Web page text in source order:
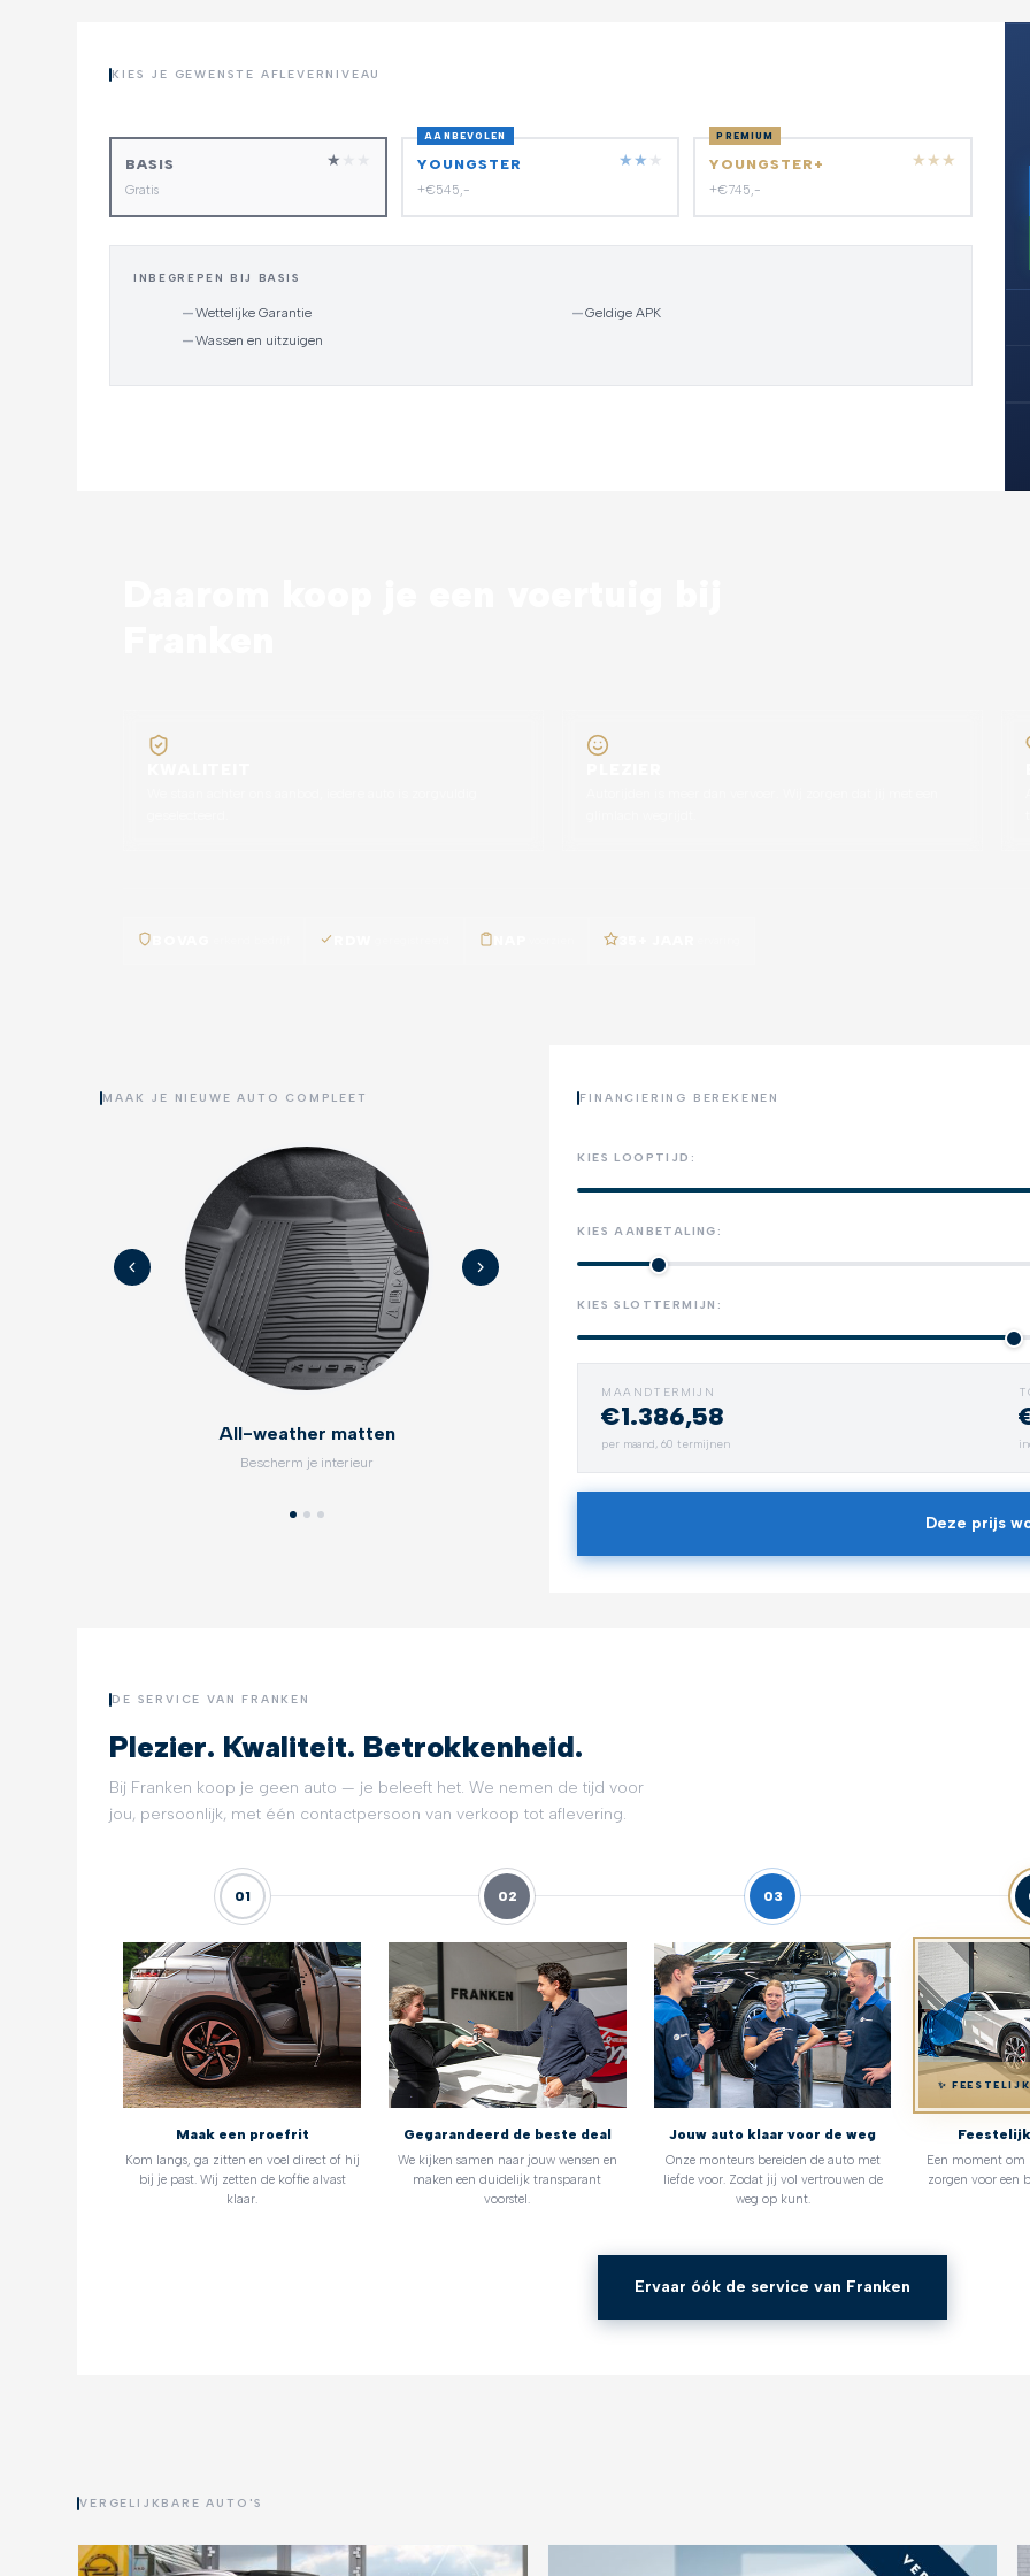
KIES JE GEWENSTE AFLEVERNIVEAU
BASIS
Gratis
★
AANBEVOLEN
YOUNGSTER
+€545,-
★★ ★
PREMIUM
YOUNGSTER+
+€745,-
★ ★ ★
INBEGREPEN BIJ BASIS
—Wettelijke Garantie —Geldige APK
—Wassen en uitzuigen
35+ JAAR
MAAK JE NIEUWE AUTO COMPLEET
All-weather matten
Bescherm je interieur
Trekhaak
FINANCIERING BEREKENEN
KIES LOOPTIJD:
KIES AANBETALING:
KIES SLOTTERMIJN:
MAANDTERMIJN
€1.386,58
per maand,60 termijnen
Deze prijs
DE SERVICE VAN FRANKEN
Plezier. Kwaliteit. Betrokkenheid.
Bij Franken koop je geen auto — je beleeft het. We nemen de tijd voor
jou, persoonlijk, met één contactpersoon van verkoop tot aflevering.
01
Maak een proefrit
Kom langs, ga zitten en voel direct of hij
bij je past. Wij zetten de koffie alvast
klaar.
02
Gegarandeerd de beste deal
We kijken samen naar jouw wensen en
maken een duidelijk transparant
voorstel.
03
Jouw auto klaar voor de weg
Onze monteurs bereiden de auto met
liefde voor. Zodat jij vol vertrouwen de
weg op kunt.
✨
Een moment om
zorgen voor een
Ervaar óók de service van Franken
VERGELIJKBARE AUTO'S